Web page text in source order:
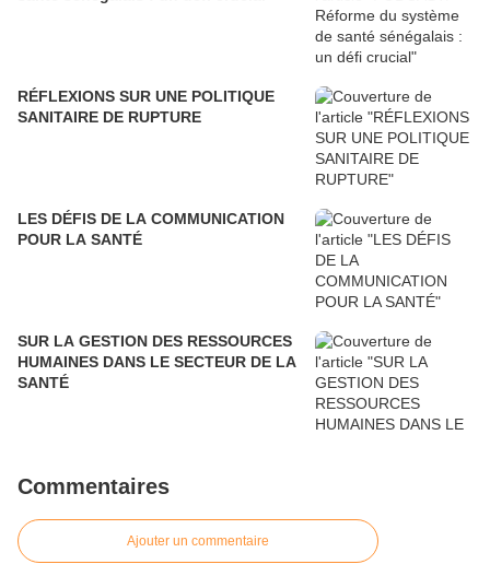
RÉFLEXIONS SUR UNE POLITIQUE
SANITAIRE DE RUPTURE
LES DÉFIS DE LA COMMUNICATION
POUR LA SANTÉ
SUR LA GESTION DES RESSOURCES
HUMAINES DANS LE SECTEUR DE LA
SANTÉ
Commentaires
Ajouter un commentaire